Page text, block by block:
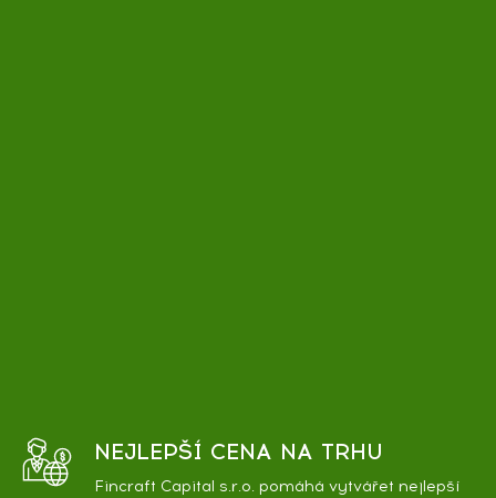
NEJLEPŠÍ CENA NA TRHU
Fincraft Capital s.r.o. pomáhá vytvářet nejlepší